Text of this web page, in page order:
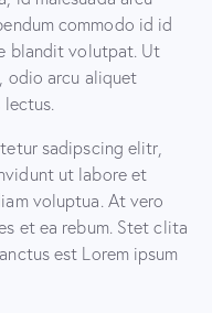
commodo id id
blandit volutpat. Ut
odio arcu aliquet
lectus.
sadipscing elitr,
ut labore et
voluptua. At vero
et ea rebum. Stet clita
est Lorem ipsum